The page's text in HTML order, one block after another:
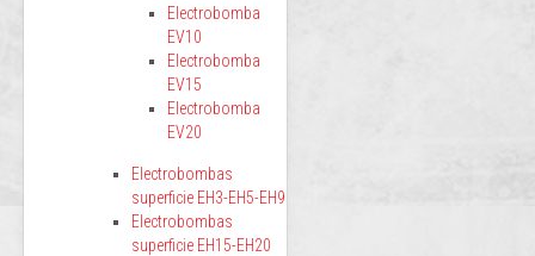
Electrobomba
EV10
Electrobomba
EV15
Electrobomba
EV20
Electrobombas
superficie EH3-EH5-EH9
Electrobombas
superficie EH15-EH20